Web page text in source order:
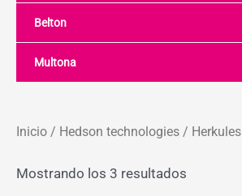
Belton
Multona
Inicio / Hedson technologies / Herkules
Mostrando los 3 resultados